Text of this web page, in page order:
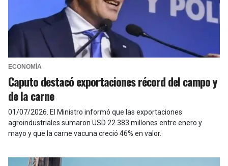
ECONOMÍA
Caputo destacó exportaciones récord del campo y
de la carne
01/07/2026 El Ministro informó que las exportaciones
agroindustriales sumaron USD 22.383 millones entre enero y
mayo y que la carne vacuna creció 46% en valor.